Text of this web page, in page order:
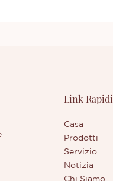
Link Rapidi
Casa
Prodotti
Servizio
Notizia
Chi Siamo